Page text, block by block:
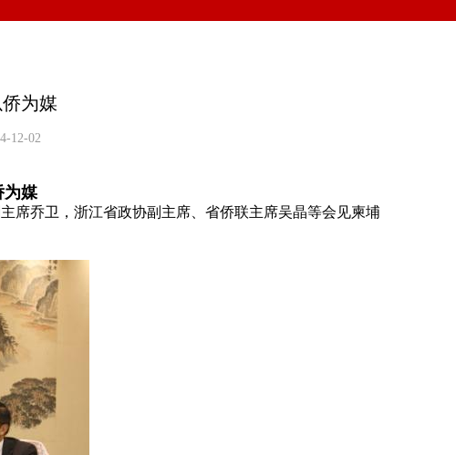
为媒
12-02
为媒
席乔卫，浙江省政协副主席、省侨联主席吴晶等会见柬埔